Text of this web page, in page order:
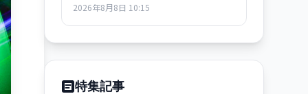
の速度変化に自動的に適応。予測エラー最
ット応用が急速化。
2026年8月8日 10:15
特集記事